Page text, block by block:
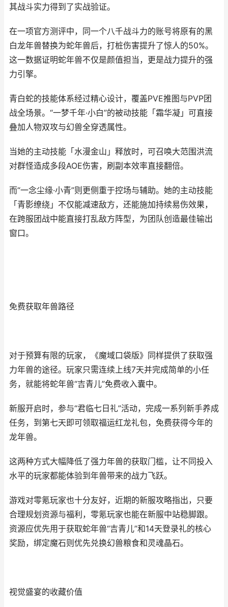
其战斗实力得到了实战验证。
在一项官方测评中，同一个八千战斗力的账号将原有的黑
白龙年兽替换为蛇年兽后，打桩伤害提升了惊人的50%。
这一数据证明蛇年兽不仅是颜值担当，更是战力提升的强
力引擎。
青白蛇的技能体系经过精心设计，覆盖PVE推图与PVP团
战全场景。“一梦千年·小白”的被动技能「霜华凝」可直接
叠加人物双攻与幻兽全穿透属性。
当她的主动技能「水漫金山」释放时，可召唤大范围洪流
对群怪造成多段AOE伤害，刷副本效率直接翻倍。
而“一念尘缘·小青”则更侧重于控场与辅助。她的主动技能
「青影缭绕」不仅能减速敌方，还能施加持续易伤效果，
在跨服团战中能直接打乱敌方阵型，为团队创造最佳输出
窗口。
免费获取年兽路径
对于预算有限的玩家，《魔域口袋版》同样提供了获取强
力年兽的途径。玩家只需连续上线7天并完成简单的小任
务，就能将蛇年兽“吉青儿”免费收入囊中。
新服开启时，参与“君临七日礼”活动，完成一系列新手养成
任务，到第七天即可领取福运红龙礼包，免费获得今年的
龙年兽。
这两种方式大幅降低了强力年兽的获取门槛，让不同投入
水平的玩家都能体验到年兽带来的战力飞跃。
游戏对零氪玩家也十分友好，近期的新服攻略指出，只要
合理规划资源与福利，零氪玩家也能在新服中站稳脚跟。
资源应优先用于获取蛇年兽“吉青儿”和14天登录礼的核心
奖励，绑定魔石则优先兑换幻兽粮食和灵魂晶石。
视觉盛宴的收藏价值